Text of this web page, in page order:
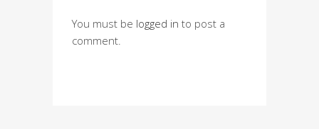
You must be logged in to post a
comment.